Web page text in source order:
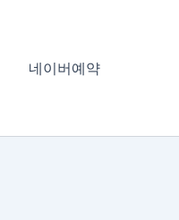
네이버예약